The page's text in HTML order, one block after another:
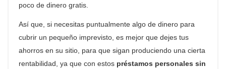
poco de dinero gratis.
Así que, si necesitas puntualmente algo de dinero para
cubrir un pequeño imprevisto, es mejor que dejes tus
ahorros en su sitio, para que sigan produciendo una cierta
rentabilidad, ya que con estos préstamos personales sin